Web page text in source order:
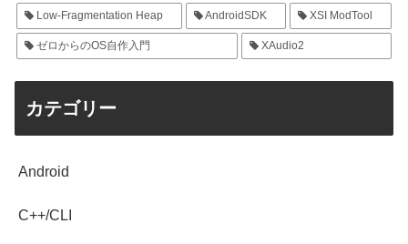
Low-Fragmentation Heap AndroidSDK XSI ModTool
ゼロからのOS自作入門 XAudio2
カテゴリー
Android
C++/CLI